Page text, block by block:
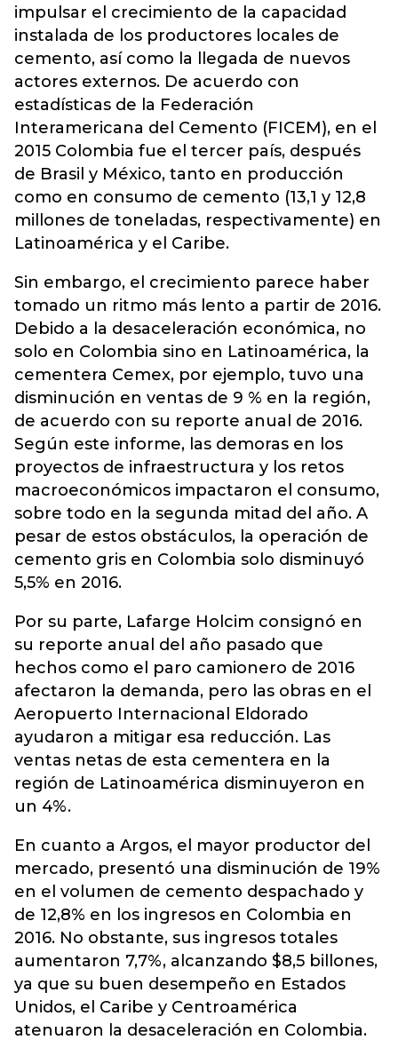
impulsar el crecimiento de la capacidad
instalada de los productores locales de
cemento, así como la llegada de nuevos
actores externos. De acuerdo con
estadísticas de la Federación
Interamericana del Cemento (FICEM), en el
2015 Colombia fue el tercer país, después
de Brasil y México, tanto en producción
como en consumo de cemento (13,1 y 12,8
millones de toneladas, respectivamente) en
Latinoamérica y el Caribe.
Sin embargo, el crecimiento parece haber
tomado un ritmo más lento a partir de 2016.
Debido a la desaceleración económica, no
solo en Colombia sino en Latinoamérica, la
cementera Cemex, por ejemplo, tuvo una
disminución en ventas de 9 % en la región,
de acuerdo con su reporte anual de 2016.
Según este informe, las demoras en los
proyectos de infraestructura y los retos
macroeconómicos impactaron el consumo,
sobre todo en la segunda mitad del año. A
pesar de estos obstáculos, la operación de
cemento gris en Colombia solo disminuyó
5,5% en 2016.
Por su parte, Lafarge Holcim consignó en
su reporte anual del año pasado que
hechos como el paro camionero de 2016
afectaron la demanda, pero las obras en el
Aeropuerto Internacional Eldorado
ayudaron a mitigar esa reducción. Las
ventas netas de esta cementera en la
región de Latinoamérica disminuyeron en
un 4%.
En cuanto a Argos, el mayor productor del
mercado, presentó una disminución de 19%
en el volumen de cemento despachado y
de 12,8% en los ingresos en Colombia en
2016. No obstante, sus ingresos totales
aumentaron 7,7%, alcanzando $8,5 billones,
ya que su buen desempeño en Estados
Unidos, el Caribe y Centroamérica
atenuaron la desaceleración en Colombia.